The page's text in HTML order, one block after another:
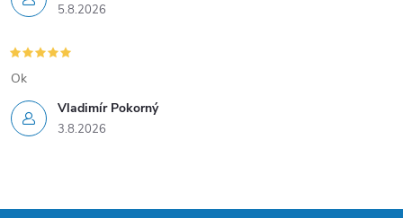
5.8.2026
Vladimír Pokorný
3.8.2026
Ok